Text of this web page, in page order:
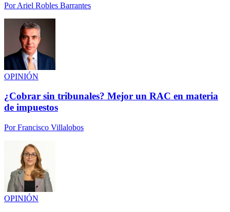
PorAriel Robles Barrantes
OPINIÓN
¿Cobrar sin tribunales? Mejor un RAC en materia
de impuestos
PorFrancisco Villalobos
OPINIÓN